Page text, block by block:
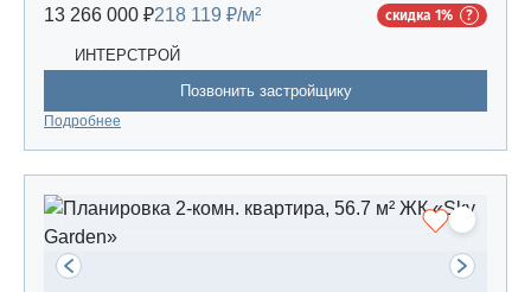
13 266 000 ₽218 119 ₽/м² скидка 1%
ИНТЕРСТРОЙ
Позвонить застройщику
Подробнее